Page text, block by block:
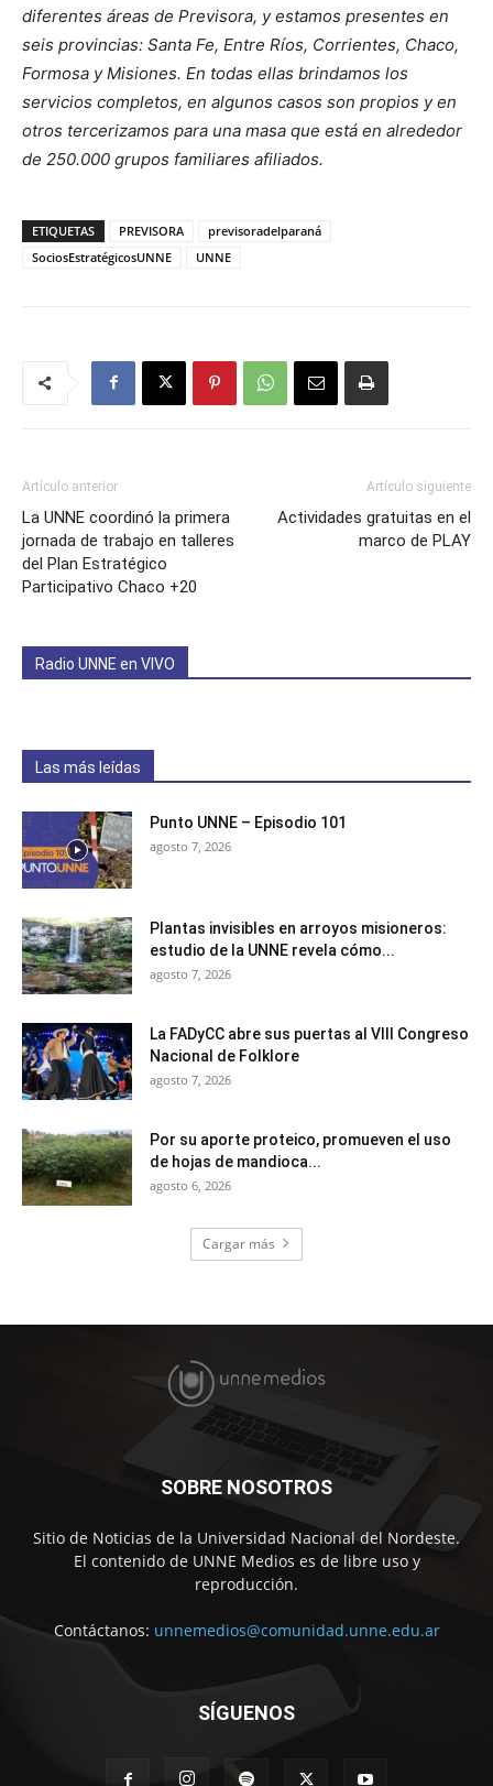
diferentes áreas de Previsora, y estamos presentes en
seis provincias: Santa Fe, Entre Ríos, Corrientes, Chaco,
Formosa y Misiones. En todas ellas brindamos los
servicios completos, en algunos casos son propios y en
otros tercerizamos para una masa que está en alrededor
de 250.000 grupos familiares afiliados.
ETIQUETAS PREVISORA
previsoradelparaná
SociosEstratégicosUNNE
UNNE
Artículo anterior
La UNNE coordinó la primera
jornada de trabajo en talleres
del Plan Estratégico
Participativo Chaco +20
Artículo siguiente
Actividades gratuitas en el
marco de PLAY
Radio UNNE en VIVO
Las más leídas
Punto UNNE – Episodio 101
agosto 7, 2026
Plantas invisibles en arroyos misioneros:
estudio de la UNNE revela cómo...
agosto 7, 2026
La FADyCC abre sus puertas al VIII Congreso
Nacional de Folklore
agosto 7, 2026
Por su aporte proteico, promueven el uso
de hojas de mandioca...
agosto 6, 2026
Cargar más
SOBRE NOSOTROS
Sitio de Noticias de la Universidad Nacional del Nordeste.
El contenido de UNNE Medios es de libre uso y
reproducción.
Contáctanos: unnemedios@comunidad.unne.edu.ar
SÍGUENOS